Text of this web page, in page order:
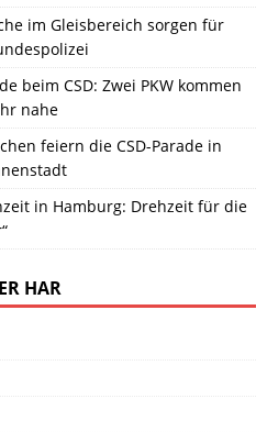
im Gleisbereich sorgen für
beim CSD: Zwei PKW kommen
nahe
feiern die CSD-Parade in
in Hamburg: Drehzeit für die
HAR